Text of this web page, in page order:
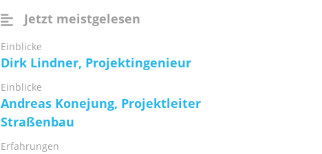
Jetzt meistgelesen
Einblicke
Dirk Lindner, Projektingenieur
Einblicke
Andreas Konejung, Projektleiter
Straßenbau
Erfahrungen